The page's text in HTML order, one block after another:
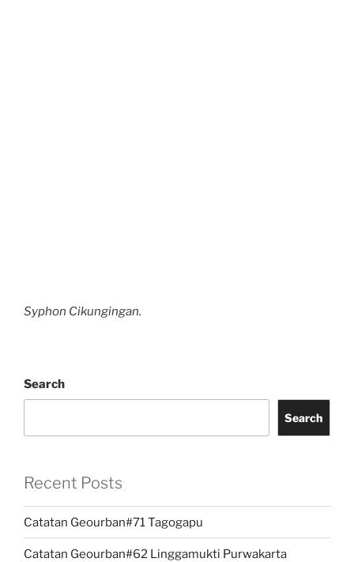
Syphon Cikungingan.
Search
Search
Recent Posts
Catatan Geourban#71 Tagogapu
Catatan Geourban#62 Linggamukti Purwakarta